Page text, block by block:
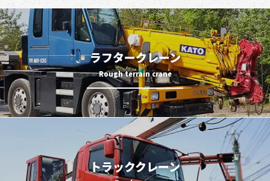
ラフタークレーン
トラッククレーン